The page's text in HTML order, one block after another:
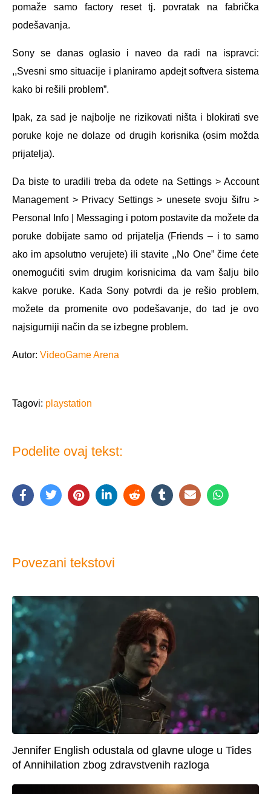
pomaže samo factory reset tj. povratak na fabrička
podešavanja.
Sony se danas oglasio i naveo da radi na ispravci:
,,Svesni smo situacije i planiramo apdejt softvera sistema
kako bi rešili problem”.
Ipak, za sad je najbolje ne rizikovati ništa i blokirati sve
poruke koje ne dolaze od drugih korisnika (osim možda
prijatelja).
Da biste to uradili treba da odete na Settings > Account
Management > Privacy Settings > unesete svoju šifru >
Personal Info | Messaging i potom postavite da možete da
poruke dobijate samo od prijatelja (Friends – i to samo
ako im apsolutno verujete) ili stavite ,,No One” čime ćete
onemogućiti svim drugim korisnicima da vam šalju bilo
kakve poruke. Kada Sony potvrdi da je rešio problem,
možete da promenite ovo podešavanje, do tad je ovo
najsigurniji način da se izbegne problem.
Autor: VideoGame Arena
Tagovi: playstation
Podelite ovaj tekst:
Povezani tekstovi
Jennifer English odustala od glavne uloge u Tides
of Annihilation zbog zdravstvenih razloga